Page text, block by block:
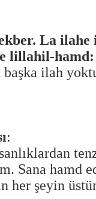
La
lillahil-hamd:
ilah
:
Sana hamd
her şeyin